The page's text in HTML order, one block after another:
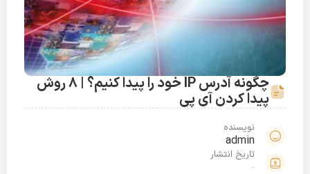
چگونه آدرس IP خود را پیدا کنیم؟ | 8 روش
پیدا کردن آی پی
نویسنده
admin
تاریخ انتشار